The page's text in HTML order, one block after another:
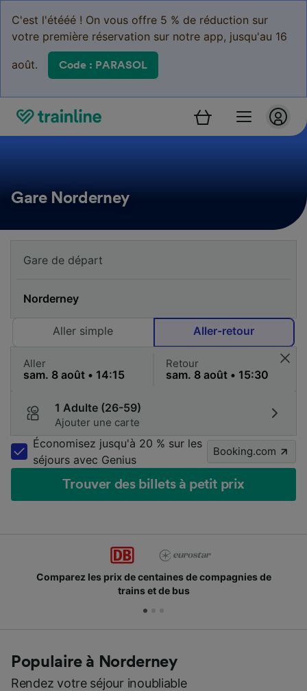
C'est l'étééé ! On vous offre 5 % de réduction sur
votre première réservation sur notre app, jusqu'au 16
août. Code : PARASOL
Gare Norderney
Aller simple Aller-retour
Aller Retour
1 Adulte (26-59)
Ajouter une carte
Économisez jusqu'à 20 % sur les
séjours avec Genius
Booking.com
Trouver des billets à petit prix
Des millions de voyageurs nous utilisent chaque jour
Populaire à Norderney
Rendez votre séjour inoubliable